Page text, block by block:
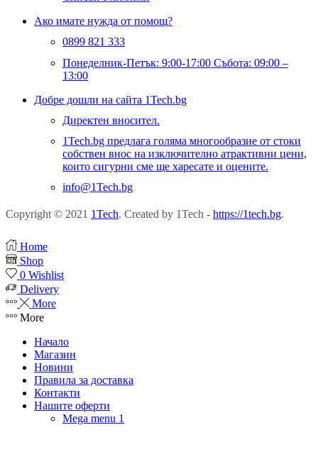
Ако имате нужда от помощ?
0899 821 333
Понеделник-Петък: 9:00-17:00 Събота: 09:00 –
13:00
Добре дошли на сайта 1Tech.bg
Директен вносител.
1Tech.bg предлага голяма многообразие от стоки
собствен внос на изключително атрактивни цени,
които сигурни сме ще харесате и оцените.
info@1Tech.bg
Copyright © 2021 1Tech. Created by 1Tech - https://1tech.bg.
Home
Shop
0 Wishlist
Delivery
More
More
Начало
Магазин
Новини
Правила за доставка
Контакти
Нашите оферти
Mega menu 1